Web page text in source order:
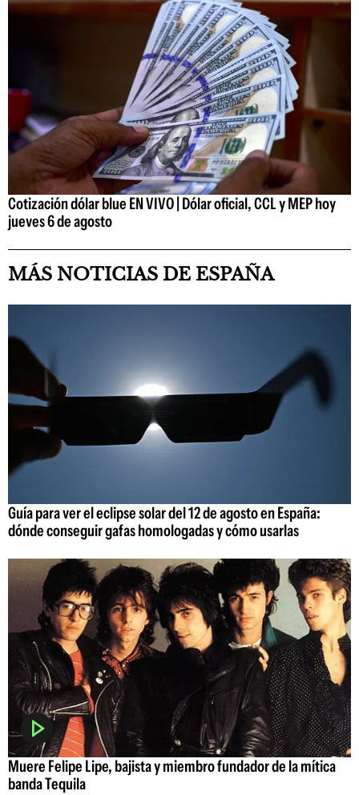
Cotización dólar blue EN VIVO | Dólar oficial, CCL y MEP hoy
jueves 6 de agosto
MÁS NOTICIAS DE ESPAÑA
Guía para ver el eclipse solar del 12 de agosto en España:
dónde conseguir gafas homologadas y cómo usarlas
Muere Felipe Lipe, bajista y miembro fundador de la mítica
banda Tequila